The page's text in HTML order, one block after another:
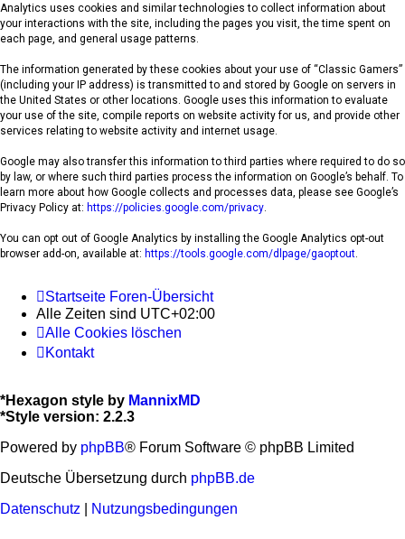
Analytics uses cookies and similar technologies to collect information about
your interactions with the site, including the pages you visit, the time spent on
each page, and general usage patterns.
The information generated by these cookies about your use of “Classic Gamers”
(including your IP address) is transmitted to and stored by Google on servers in
the United States or other locations. Google uses this information to evaluate
your use of the site, compile reports on website activity for us, and provide other
services relating to website activity and internet usage.
Google may also transfer this information to third parties where required to do so
by law, or where such third parties process the information on Google’s behalf. To
learn more about how Google collects and processes data, please see Google’s
Privacy Policy at: https://policies.google.com/privacy
You can opt out of Google Analytics by installing the Google Analytics opt-out
browser add-on, available at: https://tools.google.com/dlpage/gaoptout
Startseite Foren-Übersicht
Alle Zeiten sind UTC+02:00
Alle Cookies löschen
Kontakt
*Hexagon style by MannixMD
*Style version: 2.2.3
Powered by phpBB® Forum Software © phpBB Limited
Deutsche Übersetzung durch phpBB.de
Datenschutz
Nutzungsbedingungen